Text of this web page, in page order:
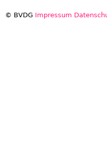
© BVDG Impressum